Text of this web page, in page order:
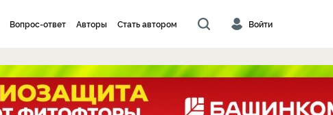
Вопрос-ответ Авторы Стать автором Войти